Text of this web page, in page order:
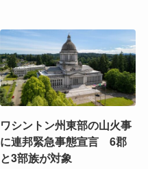
ワシントン州東部の山火事
に連邦緊急事態宣言 6郡
と3部族が対象